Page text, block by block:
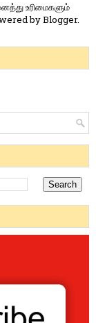
உரிமைகளும்
byBlogger.